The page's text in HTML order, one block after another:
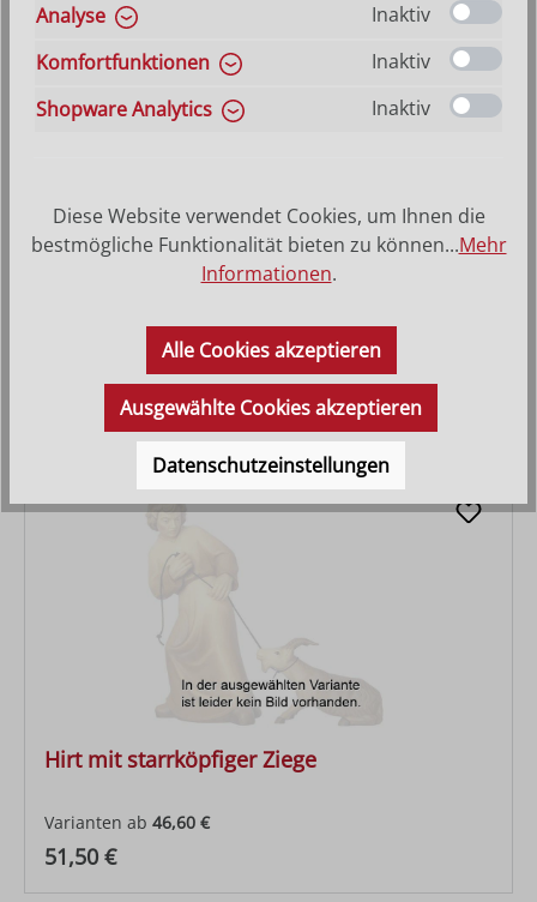
27,90 €
Regulärer Preis:
Hirt mit starrköpfiger Ziege
Varianten ab 46,60 €
Regulärer Preis:
51,50 €
Analyse
Inaktiv
Komfortfunktionen
Inaktiv
Shopware Analytics
Inaktiv
Diese Website verwendet Cookies, um Ihnen die
bestmögliche Funktionalität bieten zu können...Mehr
Informationen.
Alle Cookies akzeptieren
Ausgewählte Cookies akzeptieren
Datenschutzeinstellungen